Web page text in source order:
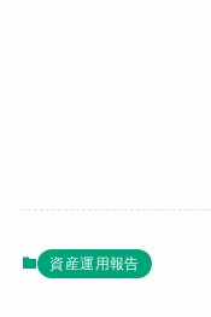
資産運用報告